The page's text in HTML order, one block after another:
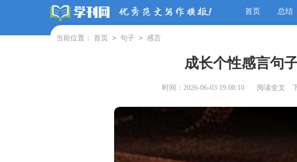
首页 总结
当前位置： 首页 > 句子 > 感言
成长个性感言句
时间：2026-06-03 19:08:10 阅读全文